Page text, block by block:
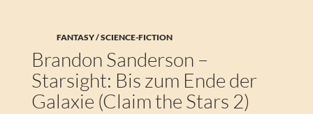
FANTASY / SCIENCE-FICTION
Brandon Sanderson –
Starsight: Bis zum Ende der
Galaxie (Claim the Stars 2)